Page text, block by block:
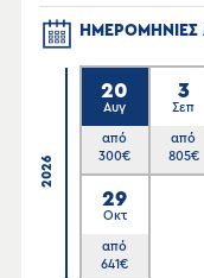
2026
20
Αυγ
από
300€
3
Σεπ
από
805€
29
Οκτ
από
641€